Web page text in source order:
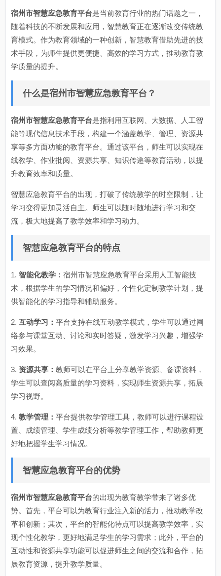
宿州市智慧应急教育平台是当前教育行业的热门话题之一，
随着科技的不断发展和应用，智慧教育正在逐渐改变传统教
育模式。作为教育领域的一种创新，智慧教育借助先进的技
术手段，为师生提供更便捷、高效的学习方式，推动教育教
学质量的提升。
什么是宿州市智慧应急教育平台？
宿州市智慧应急教育平台是指利用互联网、大数据、人工智
能等现代信息技术手段，构建一个涵盖教学、管理、资源共
享等多方面功能的教育平台。通过该平台，师生可以实现在
线教学、作业批阅、资源共享、知识传递等教育活动，以提
升教育效率和质量。
智慧应急教育平台的出现，打破了传统教学的时空限制，让
学习变得更加灵活自主。师生可以随时随地进行学习和交
流，极大地提高了教学效率和学习动力。
智慧应急教育平台的特点
1.智能化教学：宿州市智慧应急教育平台采用人工智能技
术，根据学生的学习情况和偏好，个性化定制教学计划，提
供智能化的学习指导和辅助服务。
2.互动学习：平台支持在线互动教学模式，学生可以通过网
络参与课堂互动、讨论和实时答疑，激发学习兴趣，增强学
习效果。
3. 资源共享：教师可以在平台上分享教学资源、备课资料，
学生可以查阅高质量的学习资料，实现师生资源共享，拓展
学习视野。
4.教学管理：平台提供教学管理工具，教师可以进行课程设
置、成绩管理、学生成绩分析等教学管理工作，帮助教师更
好地把握学生学习情况。
智慧应急教育平台的优势
宿州市智慧应急教育平台的出现为教育教学带来了诸多优
势。首先，平台可以为教育行业注入新的活力，推动教学改
革和创新；其次，平台的智能化特点可以提高教学效率，实
现个性化教学，更好地满足学生的学习需求；此外，平台的
互动性和资源共享功能可以促进师生之间的交流和合作，拓
展教育资源，提升教学质量。